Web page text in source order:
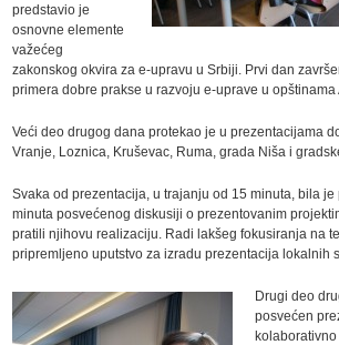
predstavio je
osnovne elemente
važećeg
zakonskog okvira za e-upravu u Srbiji. Prvi dan
primera dobre prakse u razvoju e-uprave u opštinama
Veći deo drugog dana protekao je u prezentacijama
Vranje, Loznica, Kruševac, Ruma, grada Niša i
Svaka od prezentacija, u trajanju od 15 minuta, bila
minuta posvećenog diskusiji o prezentovanim
pratili njihovu realizaciju. Radi lakšeg fokusiranja na
pripremljeno uputstvo za izradu prezentacija lokalnih
Drugi deo
posvećen